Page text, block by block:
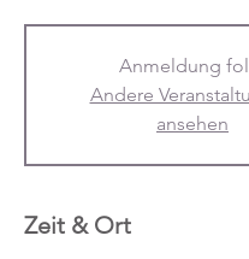
Anmeldung
Andere
ansehen
Zeit & Ort